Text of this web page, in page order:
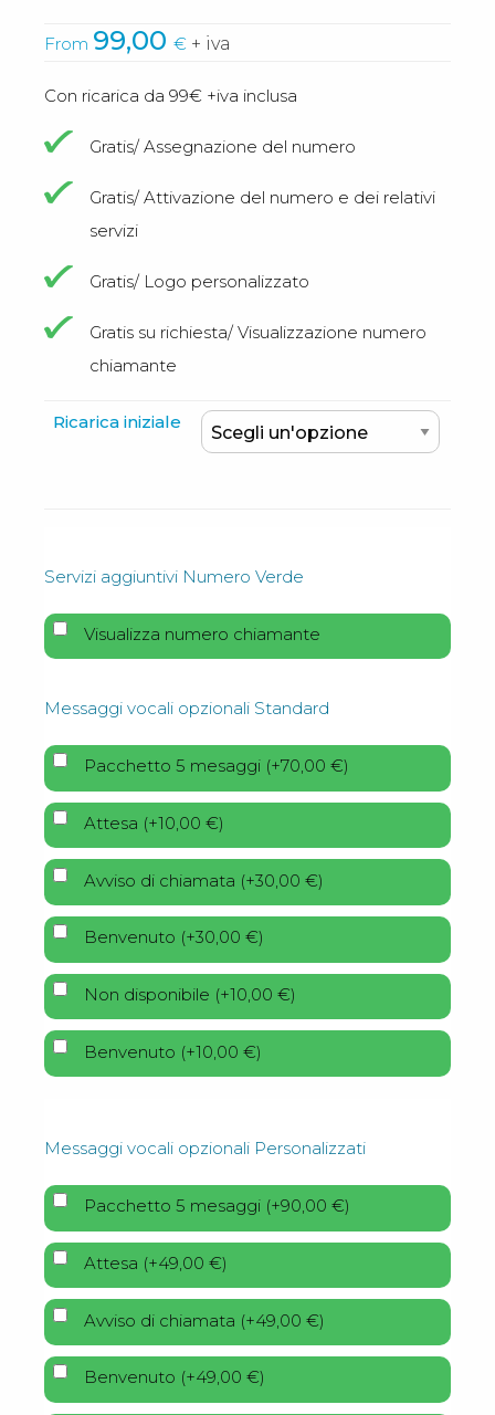
From 99,00 € + iva
Con ricarica da 99€ +iva inclusa
Gratis/ Assegnazione del numero
Gratis/ Attivazione del numero e dei relativi
servizi
Gratis/ Logo personalizzato
Gratis su richiesta/ Visualizzazione numero
chiamante
Ricarica iniziale
Servizi aggiuntivi Numero Verde
Visualizza numero chiamante
Messaggi vocali opzionali Standard
Pacchetto 5 mesaggi (+70,00 €)
Attesa (+10,00 €)
Avviso di chiamata (+30,00 €)
Benvenuto (+30,00 €)
Non disponibile (+10,00 €)
Benvenuto (+10,00 €)
Messaggi vocali opzionali Personalizzati
Pacchetto 5 mesaggi (+90,00 €)
Attesa (+49,00 €)
Avviso di chiamata (+49,00 €)
Benvenuto (+49,00 €)